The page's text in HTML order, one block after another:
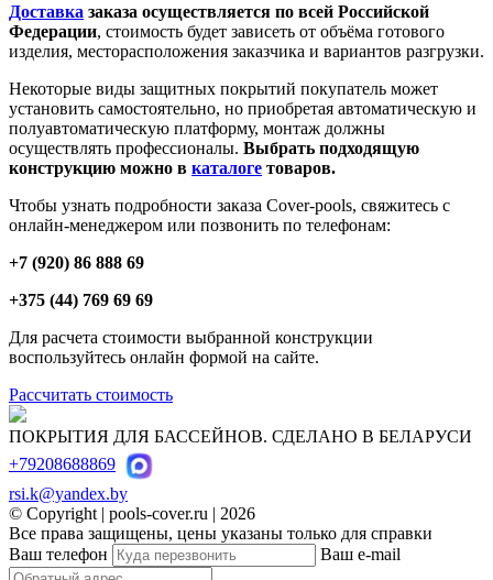
Доставка заказа осуществляется по всей Российской
Федерации, стоимость будет зависеть от объёма готового
изделия, месторасположения заказчика и вариантов разгрузки.
Некоторые виды защитных покрытий покупатель может
установить самостоятельно, но приобретая автоматическую и
полуавтоматическую платформу, монтаж должны
осуществлять профессионалы. Выбрать подходящую
конструкцию можно в каталоге товаров.
Чтобы узнать подробности заказа Cover-pools, свяжитесь с
онлайн-менеджером или позвонить по телефонам:
+7 (920) 86 888 69
+375 (44) 769 69 69
Для расчета стоимости выбранной конструкции
воспользуйтесь онлайн формой на сайте.
Рассчитать стоимость
ПОКРЫТИЯ ДЛЯ БАССЕЙНОВ. СДЕЛАНО В БЕЛАРУСИ
+79208688869
rsi.k@yandex.by
© Copyright | pools-cover.ru | 2026
Все права защищены, цены указаны только для справки
Ваш телефон
Ваш e-mail